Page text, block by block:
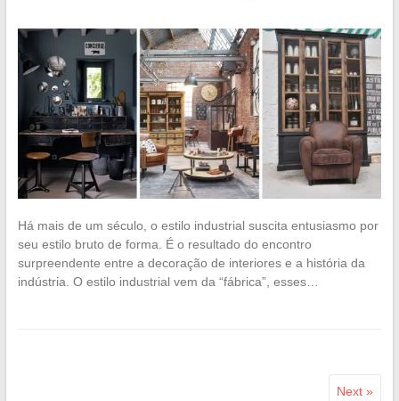
Há mais de um século, o estilo industrial suscita entusiasmo por
seu estilo bruto de forma. É o resultado do encontro
surpreendente entre a decoração de interiores e a história da
indústria. O estilo industrial vem da “fábrica”, esses…
Next »